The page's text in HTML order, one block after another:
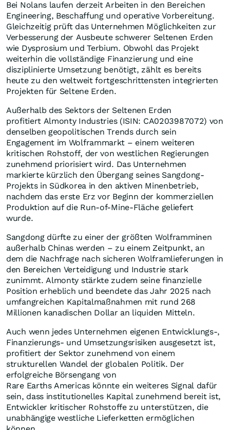
Bei Nolans laufen derzeit Arbeiten in den Bereichen
Engineering, Beschaffung und operative Vorbereitung.
Gleichzeitig prüft das Unternehmen Möglichkeiten zur
Verbesserung der Ausbeute schwerer Seltenen Erden
wie Dysprosium und Terbium. Obwohl das Projekt
weiterhin die vollständige Finanzierung und eine
disziplinierte Umsetzung benötigt, zählt es bereits
heute zu den weltweit fortgeschrittensten integrierten
Projekten für Seltene Erden.
Außerhalb des Sektors der Seltenen Erden
profitiert Almonty Industries (ISIN: CA0203987072) von
denselben geopolitischen Trends durch sein
Engagement im Wolframmarkt – einem weiteren
kritischen Rohstoff, der von westlichen Regierungen
zunehmend priorisiert wird. Das Unternehmen
markierte kürzlich den Übergang seines Sangdong-
Projekts in Südkorea in den aktiven Minenbetrieb,
nachdem das erste Erz vor Beginn der kommerziellen
Produktion auf die Run-of-Mine-Fläche geliefert
wurde.
Sangdong dürfte zu einer der größten Wolframminen
außerhalb Chinas werden – zu einem Zeitpunkt, an
dem die Nachfrage nach sicheren Wolframlieferungen in
den Bereichen Verteidigung und Industrie stark
zunimmt. Almonty stärkte zudem seine finanzielle
Position erheblich und beendete das Jahr 2025 nach
umfangreichen Kapitalmaßnahmen mit rund 268
Millionen kanadischen Dollar an liquiden Mitteln.
Auch wenn jedes Unternehmen eigenen Entwicklungs-,
Finanzierungs- und Umsetzungsrisiken ausgesetzt ist,
profitiert der Sektor zunehmend von einem
strukturellen Wandel der globalen Politik. Der
erfolgreiche Börsengang von
Rare Earths Americas könnte ein weiteres Signal dafür
sein, dass institutionelles Kapital zunehmend bereit ist,
Entwickler kritischer Rohstoffe zu unterstützen, die
unabhängige westliche Lieferketten ermöglichen